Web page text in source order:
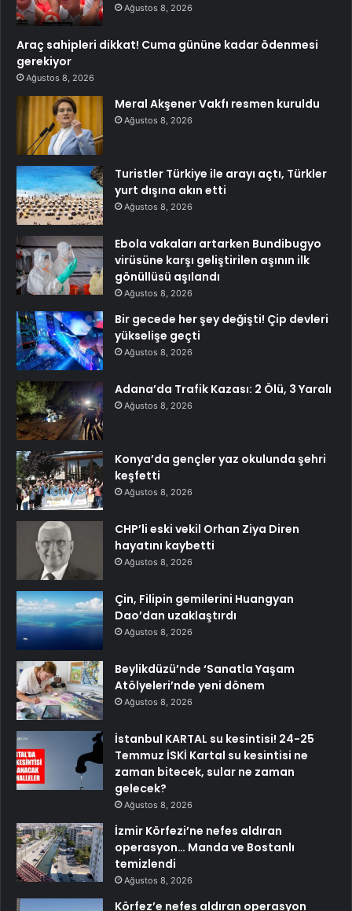
Ağustos 8, 2026
Araç sahipleri dikkat! Cuma gününe kadar ödenmesi
gerekiyor
Ağustos 8, 2026
Meral Akşener Vakfı resmen kuruldu
Ağustos 8, 2026
Turistler Türkiye ile arayı açtı, Türkler
yurt dışına akın etti
Ağustos 8, 2026
Ebola vakaları artarken Bundibugyo
virüsüne karşı geliştirilen aşının ilk
gönüllüsü aşılandı
Ağustos 8, 2026
Bir gecede her şey değişti! Çip devleri
yükselişe geçti
Ağustos 8, 2026
Adana’da Trafik Kazası: 2 Ölü, 3 Yaralı
Ağustos 8, 2026
Konya’da gençler yaz okulunda şehri
keşfetti
Ağustos 8, 2026
CHP’li eski vekil Orhan Ziya Diren
hayatını kaybetti
Ağustos 8, 2026
Çin, Filipin gemilerini Huangyan
Dao’dan uzaklaştırdı
Ağustos 8, 2026
Beylikdüzü’nde ‘Sanatla Yaşam
Atölyeleri’nde yeni dönem
Ağustos 8, 2026
İstanbul KARTAL su kesintisi! 24-25
Temmuz İSKİ Kartal su kesintisi ne
zaman bitecek, sular ne zaman
gelecek?
Ağustos 8, 2026
İzmir Körfezi’ne nefes aldıran
operasyon… Manda ve Bostanlı
temizlendi
Ağustos 8, 2026
Körfez’e nefes aldıran operasyon